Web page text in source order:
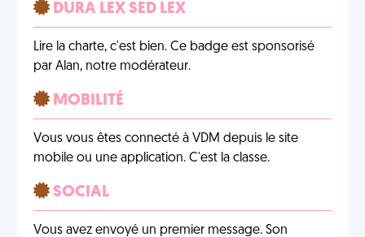
DURA LEX SED LEX
Lire la charte, c'est bien. Ce badge est sponsorisé
par Alan, notre modérateur.
MOBILITÉ
Vous vous êtes connecté à VDM depuis le site
mobile ou une application. C'est la classe.
SOCIAL
Vous avez envoyé un premier message. Son